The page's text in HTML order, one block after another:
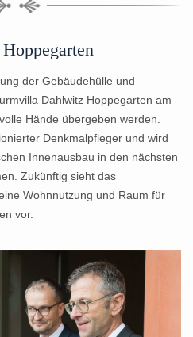
der Gebäudehülle und
Dahlwitz Hoppegarten am
Hände übergeben werden.
Denkmalpfleger und wird
Innenausbau in den nächsten
Zukünftig sieht das
Wohnnutzung und Raum für
vor.